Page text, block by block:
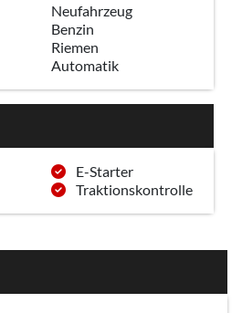
Neufahrzeug
Benzin
Riemen
Automatik
E-Starter
Traktionskontrolle